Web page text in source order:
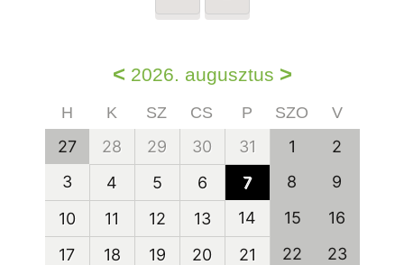
< 2026. augusztus >
H K SZ CS P SZO V
27 28 29 30 31 1
2
3
4 5 6 7 8
9
10
11 12 13 14 15
16
17
18 19 20 21 22
23